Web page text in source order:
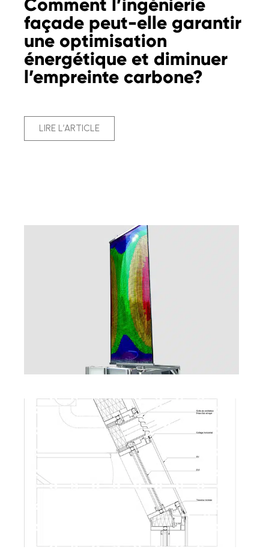
façade peut-elle garantir
une optimisation
énergétique et diminuer
l’empreinte carbone?
LIRE L’ARTICLE